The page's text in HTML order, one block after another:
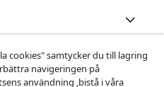
cookies" samtycker du till lagring
navigeringen på
användning ,bistå i våra